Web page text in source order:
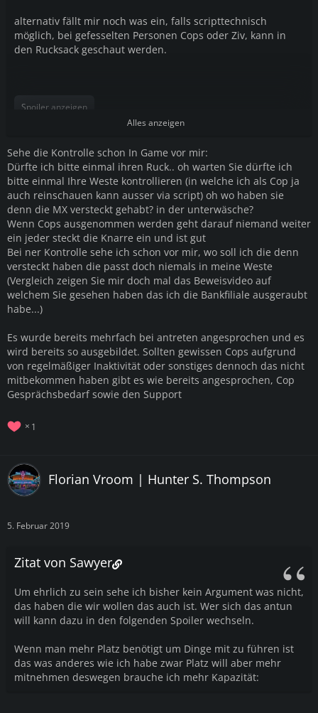
alternativ fällt mir noch was ein, falls scripttechnisch
möglich, bei gefesselten Personen Cops oder Ziv, kann in
den Rucksack geschaut werden.
Spoiler anzeigen
Alles anzeigen
Sehe die Kontrolle schon In Game vor mir:
Dürfte ich bitte einmal ihren Ruck.. oh warten Sie dürfte ich
bitte einmal Ihre Weste kontrollieren (in welche ich als Cop ja
auch reinschauen kann ausser via script) oh wo haben sie
denn die MX versteckt gehabt? in der unterwäsche?
Wenn Cops ausgenommen werden geht darauf niemand weiter
ein jeder steckt die Knarre ein und ist gut
Bei ner Kontrolle sehe ich schon vor mir, wo soll ich die denn
versteckt haben die passt doch niemals in meine Weste
(Vergleich zeigen Sie mir doch mal das Beweisvideo auf
welchem Sie gesehen haben das ich die Bankfiliale ausgeraubt
habe...)
Es wurde bereits mehrfach bei antreten angesprochen und es
wird bereits so ausgebildet. Sollten gewissen Cops aufgrund
von regelmäßiger Inaktivität oder sonstiges dennoch das nicht
mitbekommen haben gibt es wie bereits angesprochen, Cop
Gesprächsbedarf sowie den Support
1
Florian Vroom | Hunter S. Thompson
5. Februar 2019
Zitat von Sawyer
Um ehrlich zu sein sehe ich bisher kein Argument was nicht,
das haben die wir wollen das auch ist. Wer sich das antun
will kann dazu in den folgenden Spoiler wechseln.
Wenn man mehr Platz benötigt um Dinge mit zu führen ist
das was anderes wie ich habe zwar Platz will aber mehr
mitnehmen deswegen brauche ich mehr Kapazität: